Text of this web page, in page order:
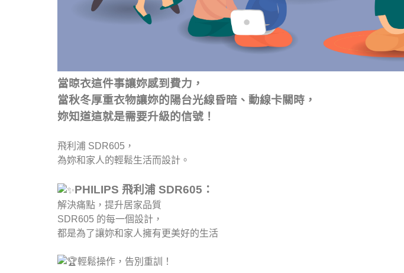
當晾衣這件事讓妳感到費力，
當秋冬厚重衣物讓妳的陽台光線昏暗、動線卡關時，
妳知道這就是需要升級的信號！
飛利浦 SDR605，
為妳和家人的輕鬆生活而設計。
PHILIPS 飛利浦 SDR605：
解決痛點，提升居家品質
SDR605 的每一個設計，
都是為了讓妳和家人擁有更美好的生活
輕鬆操作，告別重訓！